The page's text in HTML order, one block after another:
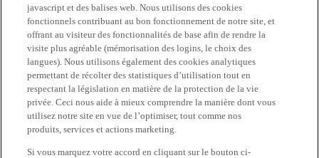
javascript et des balises web. Nous utilisons des cookies
fonctionnels contribuant au bon fonctionnement de notre site, et
offrant au visiteur des fonctionnalités de base afin de rendre la
visite plus agréable (mémorisation des logins, le choix des
langues). Nous utilisons également des cookies analytiques
permettant de récolter des statistiques d’utilisation tout en
respectant la législation en matière de la protection de la vie
privée. Ceci nous aide à mieux comprendre la manière dont vous
utilisez notre site en vue de l’optimiser, tout comme nos
produits, services et actions marketing.
Si vous marquez votre accord en cliquant sur le bouton ci-